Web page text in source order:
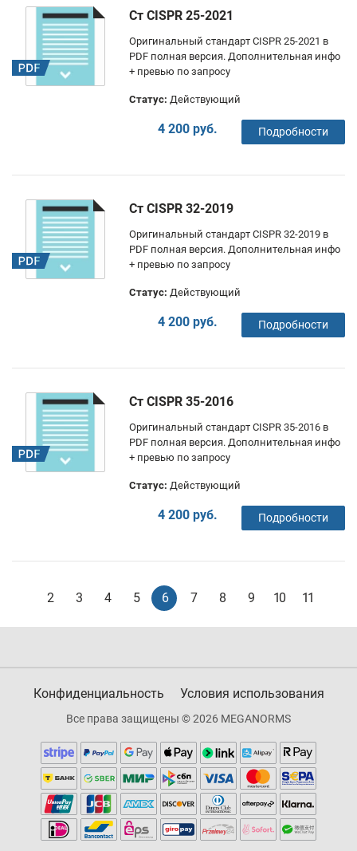
Ст CISPR 25-2021
Оригинальный стандарт CISPR 25-2021 в
PDF полная версия. Дополнительная инфо
+ превью по запросу
Статус: Действующий
4 200 руб. Подробности
Ст CISPR 32-2019
Оригинальный стандарт CISPR 32-2019 в
PDF полная версия. Дополнительная инфо
+ превью по запросу
Статус: Действующий
4 200 руб. Подробности
Ст CISPR 35-2016
Оригинальный стандарт CISPR 35-2016 в
PDF полная версия. Дополнительная инфо
+ превью по запросу
Статус: Действующий
4 200 руб. Подробности
2 3 4 5 6 7 8 9 10 11
Конфиденциальность Условия использования
Все права защищены © 2026 MEGANORMS